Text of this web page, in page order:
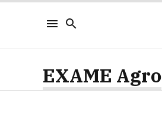
EXAME Agro